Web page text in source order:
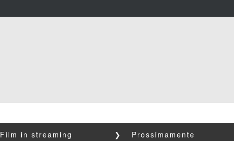
Film in streaming ❯ Prossimamente